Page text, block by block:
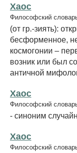
Хаос
Философский
(от гр.-зиять):
бесформенное,
космогонии –
возник или был
античной
Хаос
Философский
- синоним
Хаос
Философский